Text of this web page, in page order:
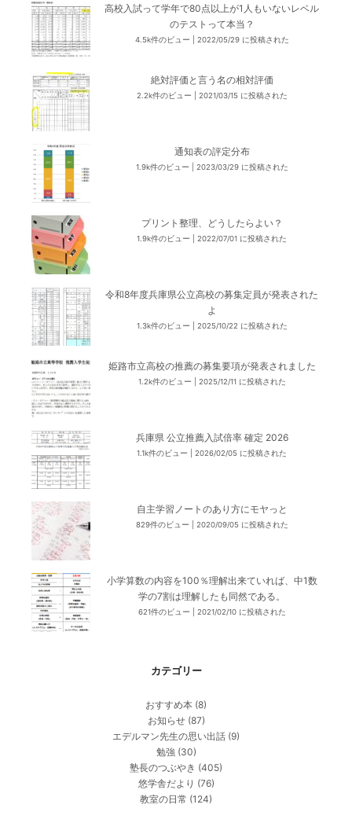
高校入試って学年で80点以上が1人もいないレベル
のテストって本当？
4.5k件のビュー 2022/05/29 に投稿された
絶対評価と言う名の相対評価
2.2k件のビュー 2021/03/15 に投稿された
通知表の評定分布
1.9k件のビュー 2023/03/29 に投稿された
プリント整理、どうしたらよい？
1.9k件のビュー 2022/07/01 に投稿された
令和8年度兵庫県公立高校の募集定員が発表された
よ
1.3k件のビュー 2025/10/22 に投稿された
姫路市立高校の推薦の募集要項が発表されました
1.2k件のビュー 2025/12/11 に投稿された
兵庫県 公立推薦入試倍率 確定 2026
1.1k件のビュー 2026/02/05 に投稿された
自主学習ノートのあり方にモヤっと
829件のビュー 2020/09/05 に投稿された
小学算数の内容を100％理解出来ていれば、中1数
学の7割は理解したも同然である。
621件のビュー 2021/02/10 に投稿された
カテゴリー
おすすめ本 (8)
お知らせ(87)
エデルマン先生の思い出話 (9)
勉強 (30)
塾長のつぶやき (405)
悠学舎だより (76)
教室の日常 (124)